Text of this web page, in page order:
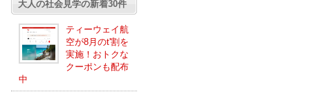
大人の社会見学の新着30件
ティーウェイ航
空が8月のt'割を
実施！おトクな
クーポンも配布
中